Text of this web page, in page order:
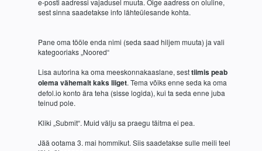
e-posti aadressi vajadusel muuta. Õige aadress on oluline,
Pane oma tööle enda nimi (seda saad hiljem muuta) ja vali
Lisa autorina ka oma meeskonnakaaslane, sest tiimis peab
olema vähemalt kaks liiget. Tema võiks enne seda ka oma
defol.io konto ära teha (sisse logida), kui ta seda enne juba
Jää ootama 3. mai hommikut. Siis saadetakse sulle meili teel